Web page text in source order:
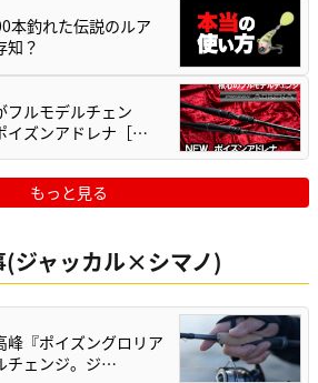
本釣れた伝説のルア
知？
フルモデルチェン
ズンアドレナ［…
もっと見る
(ジャッカル×シマノ)
峰『ポイズングロリア
チェンジ。ジ…